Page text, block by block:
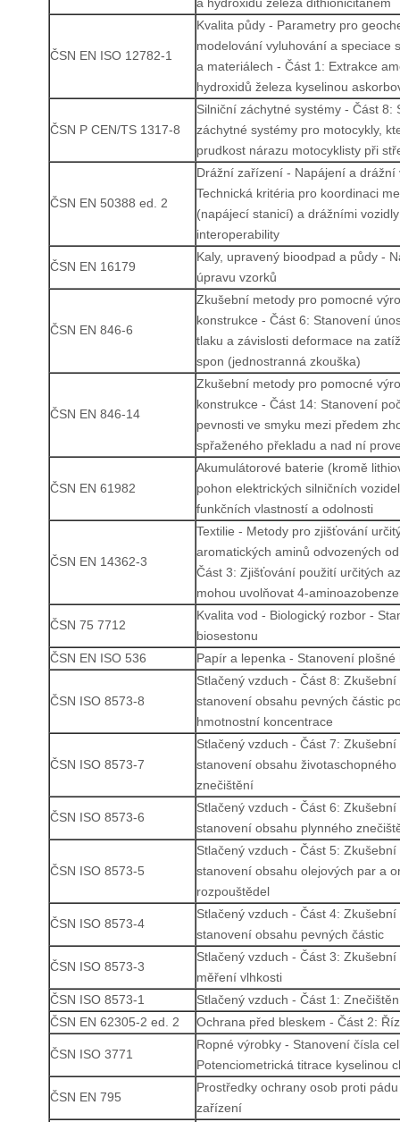
ČSN EN ISO 12782-1
Kvalita půdy - Parametry pro
modelování vyluhování a speciace
a materiálech - Část 1: Extrakce
hydroxidů železa kyselinou
ČSN P CEN/TS 1317-8
Silniční záchytné systémy - Část 8:
záchytné systémy pro motocykly,
prudkost nárazu motocyklisty při
ČSN EN 50388 ed. 2
Drážní zařízení - Napájení a drážní
Technická kritéria pro koordinaci
(napájecí stanicí) a drážními
interoperability
ČSN EN 16179
Kaly, upravený bioodpad a půdy -
úpravu vzorků
ČSN EN 846-6
Zkušební metody pro pomocné
konstrukce - Část 6: Stanovení
tlaku a závislosti deformace na
spon (jednostranná zkouška)
ČSN EN 846-14
Zkušební metody pro pomocné
konstrukce - Část 14: Stanovení
pevnosti ve smyku mezi předem
spřaženého překladu a nad ní
ČSN EN 61982
Akumulátorové baterie (kromě
pohon elektrických silničních
funkčních vlastností a odolnosti
ČSN EN 14362-3
Textilie - Metody pro zjišťování
aromatických aminů odvozených
Část 3: Zjišťování použití určitých
mohou uvolňovat 4-
ČSN 75 7712
Kvalita vod - Biologický rozbor -
biosestonu
ČSN EN ISO 536
Papír a lepenka - Stanovení plošné
ČSN ISO 8573-8
Stlačený vzduch - Část 8:
stanovení obsahu pevných částic
hmotnostní koncentrace
ČSN ISO 8573-7
Stlačený vzduch - Část 7:
stanovení obsahu
znečištění
ČSN ISO 8573-6
Stlačený vzduch - Část 6:
stanovení obsahu plynného
ČSN ISO 8573-5
Stlačený vzduch - Část 5:
stanovení obsahu olejových par a
rozpouštědel
ČSN ISO 8573-4
Stlačený vzduch - Část 4:
stanovení obsahu pevných částic
ČSN ISO 8573-3
Stlačený vzduch - Část 3:
měření vlhkosti
ČSN ISO 8573-1
Stlačený vzduch - Část 1:
ČSN EN 62305-2 ed. 2
Ochrana před bleskem - Část 2:
ČSN ISO 3771
Ropné výrobky - Stanovení čísla
Potenciometrická titrace kyselinou
ČSN EN 795
Prostředky ochrany osob proti
zařízení